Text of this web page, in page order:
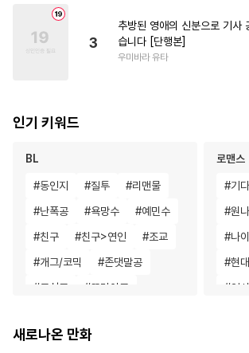
3
추방된 영애의 신분으로 기사
습니다 [단행본]
우미바라 유타
인기 키워드
BL
#동인지 #질투 #리맨물
#난폭공 #욕망수 #예민수
#친구 #친구>연인 #조교
#개그/코믹 #존댓말공
#무심공 #또라이공
#다각관계
로맨스
#기
#원
#나
#현
#역
새로나온 만화